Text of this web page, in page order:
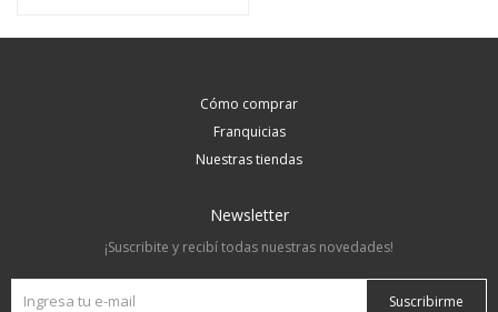
Cómo comprar
Franquicias
Nuestras tiendas
Newsletter
¡Suscribite y recibí todas nuestras novedades!
Suscribirme